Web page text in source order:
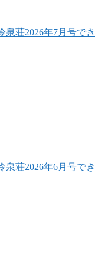
泉荘2026年7月号でき
泉荘2026年6月号でき